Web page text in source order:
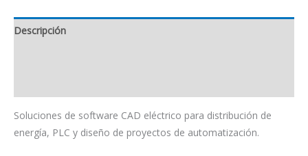
Descripción
Soluciones de software CAD eléctrico para distribución de
energía, PLC y diseño de proyectos de automatización.